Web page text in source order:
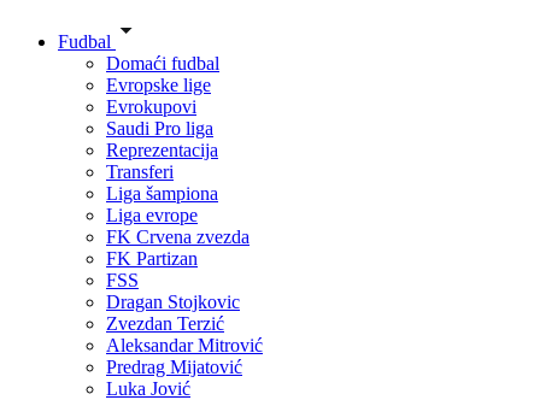
Fudbal
Domaći fudbal
Evropske lige
Evrokupovi
Saudi Pro liga
Reprezentacija
Transferi
Liga šampiona
Liga evrope
FK Crvena zvezda
FK Partizan
FSS
Dragan Stojkovic
Zvezdan Terzić
Aleksandar Mitrović
Predrag Mijatović
Luka Jović